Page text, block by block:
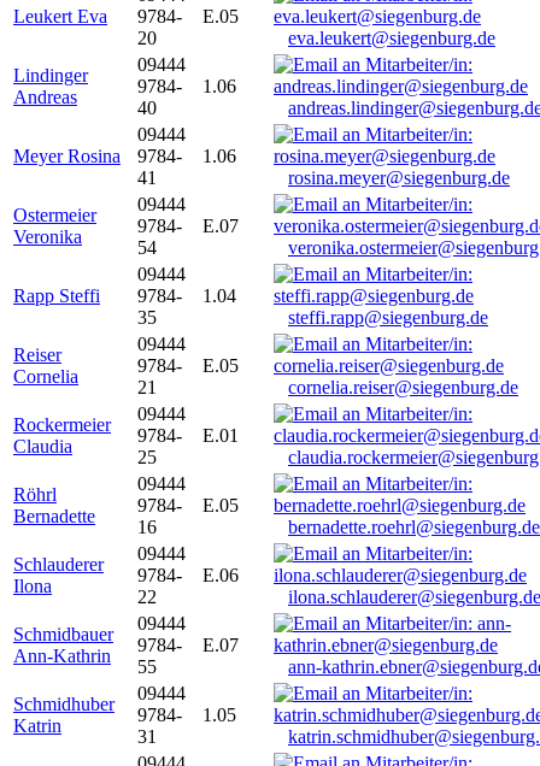
Leukert Eva
9784-
20
E.05
eva.leukert@siegenburg.de
Lindinger
Andreas
09444
9784-
40
1.06
Meyer Rosina
09444
9784-
41
1.06
rosina.meyer@siegenburg.de
Ostermeier
Veronika
09444
9784-
54
E.07
Rapp Steffi
09444
9784-
35
1.04
steffi.rapp@siegenburg.de
Reiser
Cornelia
09444
9784-
21
E.05
cornelia.reiser@siegenburg.de
Rockermeier
Claudia
09444
9784-
25
E.01
Röhrl
Bernadette
09444
9784-
16
E.05
bernadette.roehrl@siegenburg.de
Schlauderer
Ilona
09444
9784-
22
E.06
ilona.schlauderer@siegenburg.de
Schmidbauer
Ann-Kathrin
09444
9784-
55
E.07
ann-
Schmidhuber
Katrin
09444
9784-
31
1.05